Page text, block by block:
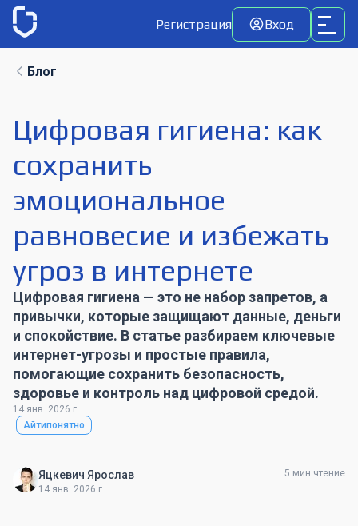
Регистрация Вход
Блог
Цифровая гигиена: как
сохранить
эмоциональное
равновесие и избежать
угроз в интернете
Цифровая гигиена — это не набор запретов, а
привычки, которые защищают данные, деньги
и спокойствие. В статье разбираем ключевые
интернет-угрозы и простые правила,
помогающие сохранить безопасность,
здоровье и контроль над цифровой средой.
14 янв. 2026 г.
Айтипонятно
Яцкевич Ярослав
14 янв. 2026 г.
5 мин.чтение